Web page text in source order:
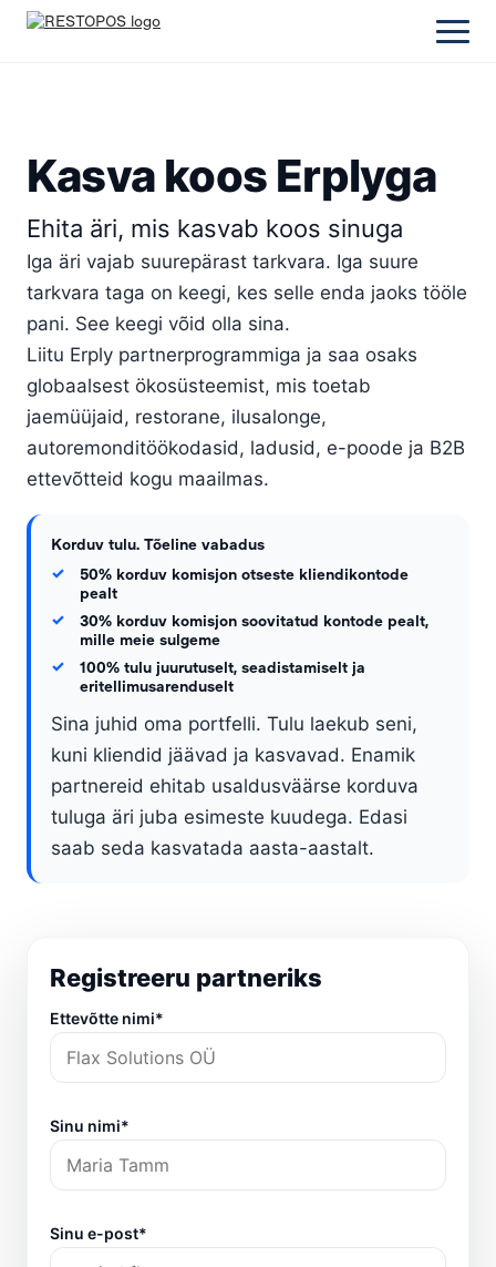
Kasva koos Erplyga
Ehita äri, mis kasvab koos sinuga
Iga äri vajab suurepärast tarkvara. Iga suure
tarkvara taga on keegi, kes selle enda jaoks tööle
pani. See keegi võid olla sina.
Liitu Erply partnerprogrammiga ja saa osaks
globaalsest ökosüsteemist, mis toetab
jaemüüjaid, restorane, ilusalonge,
autoremonditöökodasid, ladusid, e-poode ja B2B
ettevõtteid kogu maailmas.
Korduv tulu. Tõeline vabadus
50% korduv komisjon otseste kliendikontode
pealt
30% korduv komisjon soovitatud kontode pealt,
mille meie sulgeme
100% tulu juurutuselt, seadistamiselt ja
eritellimusarenduselt
Sina juhid oma portfelli. Tulu laekub seni,
kuni kliendid jäävad ja kasvavad. Enamik
partnereid ehitab usaldusväärse korduva
tuluga äri juba esimeste kuudega. Edasi
saab seda kasvatada aasta-aastalt.
Registreeru partneriks
Ettevõtte nimi*
Sinu nimi*
Sinu e-post*